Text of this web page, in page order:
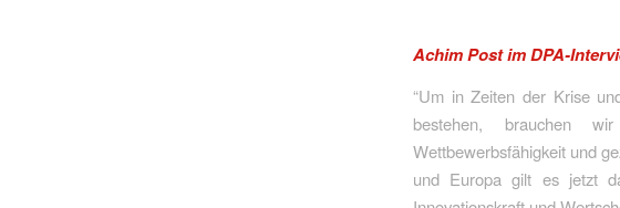
Achim Post im DPA-
“Um in Zeiten der Krise
bestehen, brauchen
Wettbewerbsfähigkeit und
und Europa gilt es jetzt